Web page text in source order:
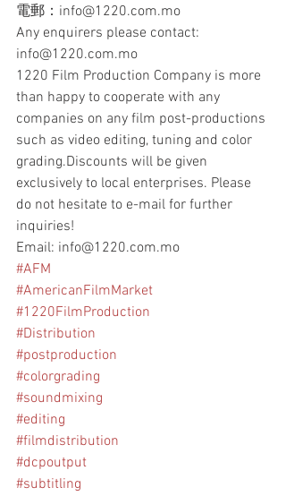
電郵：info@1220.com.mo
Any enquirers please contact:
info@1220.com.mo
1220 Film Production Company is more
than happy to cooperate with any
companies on any film post-productions
such as video editing, tuning and color
grading.Discounts will be given
exclusively to local enterprises. Please
do not hesitate to e-mail for further
inquiries!
Email: info@1220.com.mo
#AFM
#AmericanFilmMarket
#1220FilmProduction
#Distribution
#postproduction
#colorgrading
#soundmixing
#editing
#filmdistribution
#dcpoutput
#subtitling